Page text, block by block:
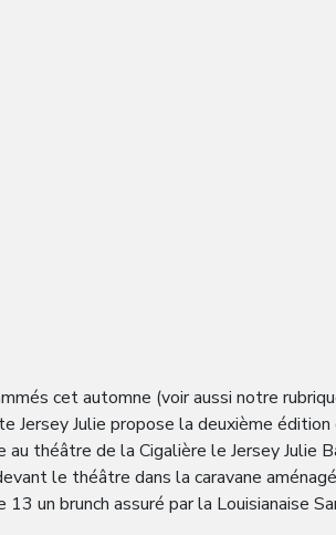
cet automne (voir aussi notre
Jersey Julie propose la deuxième
au théâtre de la Cigalière le Jersey
le théâtre dans la caravane
un brunch assuré par la Louisianaise